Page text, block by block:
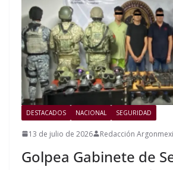
DESTACADOS NACIONAL SEGURIDAD
13 de julio de 2026 Redacción
Golpea Gabinete de